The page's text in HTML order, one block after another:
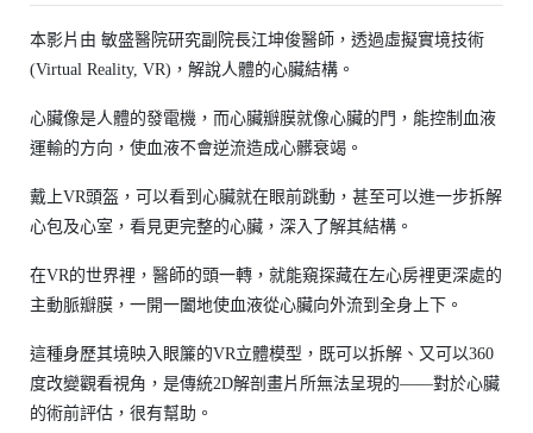
本影片由 敏盛醫院研究副院長江坤俊醫師，透過虛擬實境技術
(Virtual Reality, VR)，解說人體的心臟結構。
心臟像是人體的發電機，而心臟瓣膜就像心臟的門，能控制血液
運輸的方向，使血液不會逆流造成心髒衰竭。
戴上VR頭盔，可以看到心臟就在眼前跳動，甚至可以進一步拆解
心包及心室，看見更完整的心臟，深入了解其結構。
在VR的世界裡，醫師的頭一轉，就能窺探藏在左心房裡更深處的
主動脈瓣膜，一開一闔地使血液從心臟向外流到全身上下。
這種身歷其境映入眼簾的VR立體模型，既可以拆解、又可以360
度改變觀看視角，是傳統2D解剖畫片所無法呈現的——對於心臟
的術前評估，很有幫助。